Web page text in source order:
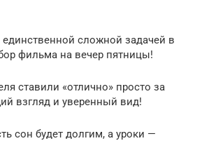
единственной сложной задачей в
фильма на вечер пятницы!
ставили «отлично» просто за
взгляд и уверенный вид!
сон будет долгим, а уроки —